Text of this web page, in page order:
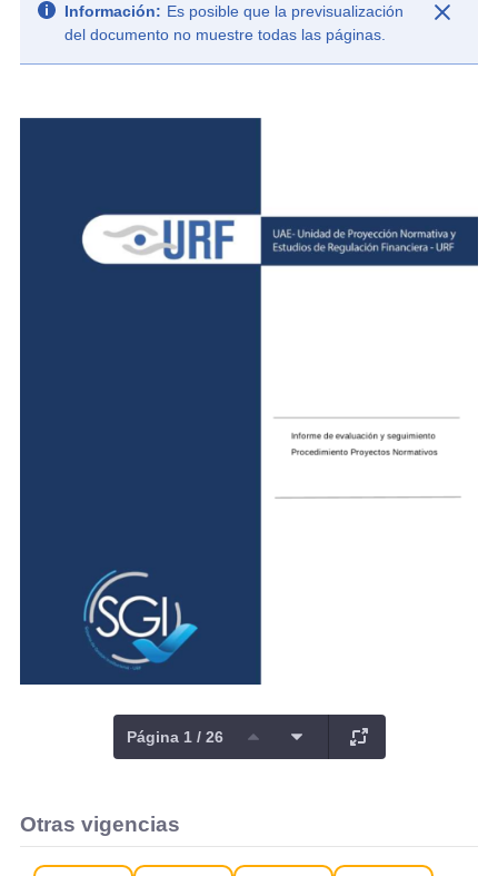
Información: Es posible que la previsualización
del documento no muestre todas las páginas.
Página 1 / 26
Otras vigencias